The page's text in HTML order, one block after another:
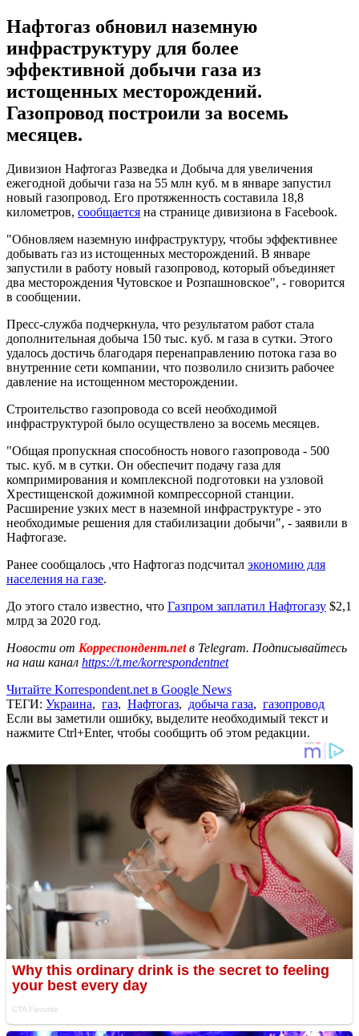
Нафтогаз обновил наземную
инфраструктуру для более
эффективной добычи газа из
истощенных месторождений.
Газопровод построили за восемь
месяцев.
Дивизион Нафтогаз Разведка и Добыча для увеличения
ежегодной добычи газа на 55 млн куб. м в январе запустил
новый газопровод. Его протяженность составила 18,8
километров, сообщается на странице дивизиона в Facebook.
"Обновляем наземную инфраструктуру, чтобы эффективнее
добывать газ из истощенных месторождений. В январе
запустили в работу новый газопровод, который объединяет
два месторождения Чутовское и Розпашновское", - говорится
в сообщении.
Пресс-служба подчеркнула, что результатом работ стала
дополнительная добыча 150 тыс. куб. м газа в сутки. Этого
удалось достичь благодаря перенаправлению потока газа во
внутренние сети компании, что позволило снизить рабочее
давление на истощенном месторождении.
Строительство газопровода со всей необходимой
инфраструктурой было осуществлено за восемь месяцев.
"Общая пропускная способность нового газопровода - 500
тыс. куб. м в сутки. Он обеспечит подачу газа для
компримирования и комплексной подготовки на узловой
Хрестищенской дожимной компрессорной станции.
Расширение узких мест в наземной инфраструктуре - это
необходимые решения для стабилизации добычи", - заявили в
Нафтогазе.
Ранее сообщалось ,что Нафтогаз подсчитал экономию для
населения на газе.
До этого стало известно, что Газпром заплатил Нафтогазу $2,1
млрд за 2020 год.
Новости от Корреспондент.netв Telegram. Подписывайтесь
на наш канал https://t.me/korrespondentnet
Читайте Korrespondent.net в Google News
ТЕГИ: Украина, газ, Нафтогаз, добыча газа, газопровод
Если вы заметили ошибку, выделите необходимый текст и
нажмите Ctrl+Enter, чтобы сообщить об этом редакции.